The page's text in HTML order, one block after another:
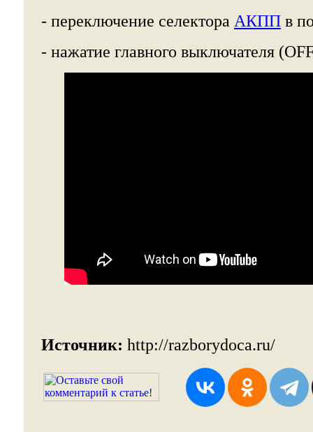
- переключение селектора АКПП в
- нажатие главного выключателя
Источник: http://razborydoca.ru/